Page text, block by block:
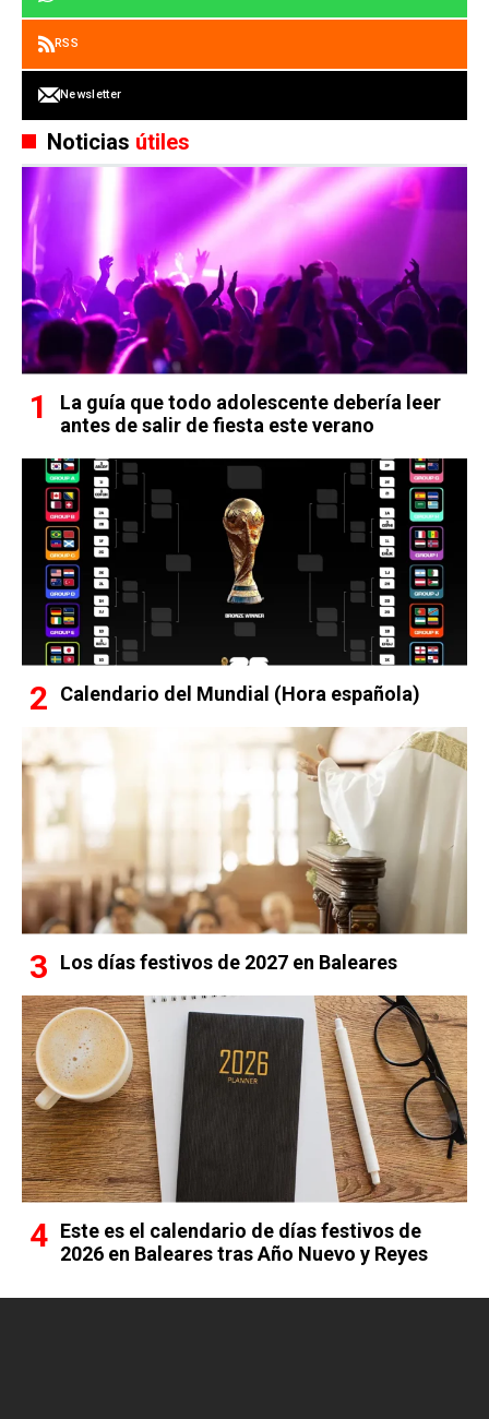
RSS
Newsletter
Noticias útiles
La guía que todo adolescente debería leer
antes de salir de fiesta este verano
Calendario del Mundial (Hora española)
Los días festivos de 2027 en Baleares
Este es el calendario de días festivos de
2026 en Baleares tras Año Nuevo y Reyes